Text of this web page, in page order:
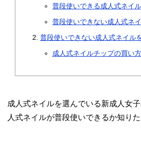
普段使いできる成人式ネイ
普段使いできない成人式ネ
普段使いできない成人式ネイル
成人式ネイルチップの買い方
成人式ネイルを選んでいる新成人女
人式ネイルが普段使いできるか知りた